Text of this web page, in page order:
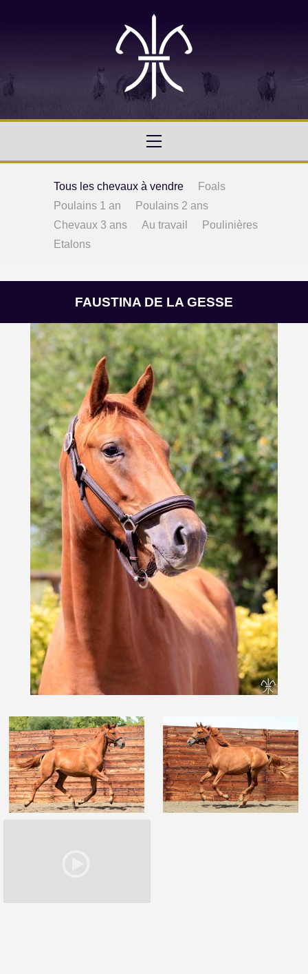
Tous les chevaux à vendre
Foals
Poulains 1 an
Poulains 2 ans
Chevaux 3 ans
Au travail
Poulinières
Etalons
FAUSTINA DE LA GESSE